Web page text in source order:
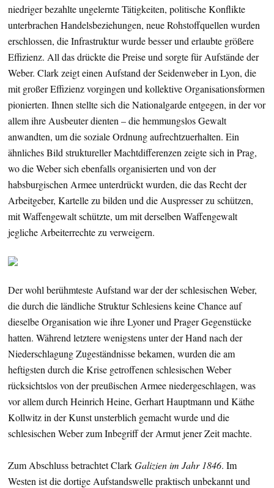
niedriger bezahlte ungelernte Tätigkeiten, politische Konflikte
unterbrachen Handelsbeziehungen, neue Rohstoffquellen wurden
erschlossen, die Infrastruktur wurde besser und erlaubte größere
Effizienz. All das drückte die Preise und sorgte für Aufstände der
Weber. Clark zeigt einen Aufstand der Seidenweber in Lyon, die
mit großer Effizienz vorgingen und kollektive Organisationsformen
pionierten. Ihnen stellte sich die Nationalgarde entgegen, in der vor
allem ihre Ausbeuter dienten – die hemmungslos Gewalt
anwandten, um die soziale Ordnung aufrechtzuerhalten. Ein
ähnliches Bild struktureller Machtdifferenzen zeigte sich in Prag,
wo die Weber sich ebenfalls organisierten und von der
habsburgischen Armee unterdrückt wurden, die das Recht der
Arbeitgeber, Kartelle zu bilden und die Auspresser zu schützen,
mit Waffengewalt schützte, um mit derselben Waffengewalt
jegliche Arbeiterrechte zu verweigern.
Der wohl berühmteste Aufstand war der der schlesischen Weber,
die durch die ländliche Struktur Schlesiens keine Chance auf
dieselbe Organisation wie ihre Lyoner und Prager Gegenstücke
hatten. Während letztere wenigstens unter der Hand nach der
Niederschlagung Zugeständnisse bekamen, wurden die am
heftigsten durch die Krise getroffenen schlesischen Weber
rücksichtslos von der preußischen Armee niedergeschlagen, was
vor allem durch Heinrich Heine, Gerhart Hauptmann und Käthe
Kollwitz in der Kunst unsterblich gemacht wurde und die
schlesischen Weber zum Inbegriff der Armut jener Zeit machte.
Zum Abschluss betrachtet ClarkGalizien im Jahr 1846. Im
Westen ist die dortige Aufstandswelle praktisch unbekannt und